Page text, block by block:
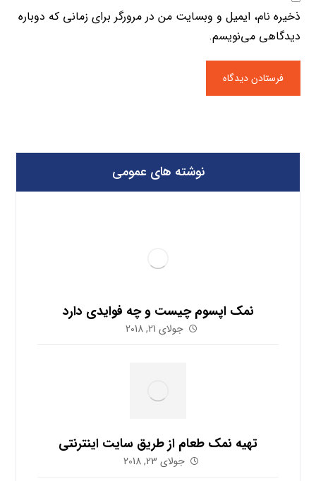
ذخیره نام، ایمیل و وبسایت من در مرورگر برای زمانی که دوباره
دیدگاهی می‌نویسم.
نوشته های عمومی
نمک اپسوم چیست و چه فوایدی دارد
جولای 21, 2018
تهیه نمک طعام از طریق سایت اینترنتی
جولای 23, 2018